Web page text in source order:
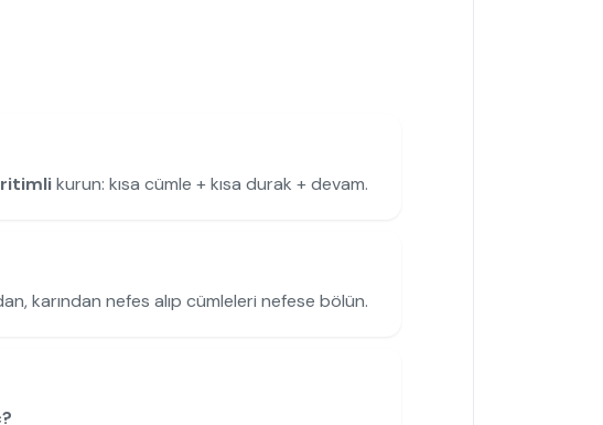
ritimlikurun: kısa cümle + kısa durak + devam.
karından nefes alıp cümleleri nefese bölün.